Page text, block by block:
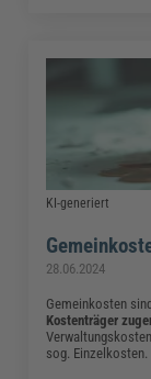
KI-generiert
28.06.2024
Gemeinkosten sind
Kostenträger
sog. Einzelkosten.